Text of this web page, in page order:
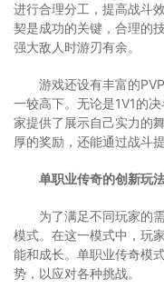
进行合理分工，提高战斗
契是成功的关键，合理的
强大敌人时游刃有余。
游戏还设有丰富的
一较高下。无论是1V1的
家提供了展示自己实力的
厚的奖励，还能通过战斗
单职业传奇的创新玩
为了满足不同玩家的
模式。在这一模式中，玩
能和成长。单职业传奇模
势，以应对各种挑战。